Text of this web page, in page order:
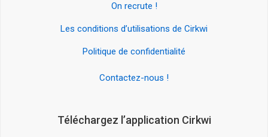
On recrute !
Les conditions d’utilisations de Cirkwi
Politique de confidentialité
Contactez-nous !
Téléchargez l’application Cirkwi